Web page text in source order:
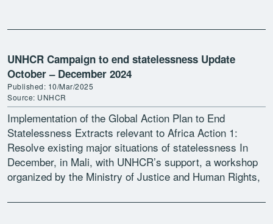
UNHCR Campaign to end statelessness Update
October – December 2024
Published: 10/Mar/2025
Source: UNHCR
Implementation of the Global Action Plan to End
Statelessness Extracts relevant to Africa Action 1:
Resolve existing major situations of statelessness In
December, in Mali, with UNHCR’s support, a workshop
organized by the Ministry of Justice and Human Rights,